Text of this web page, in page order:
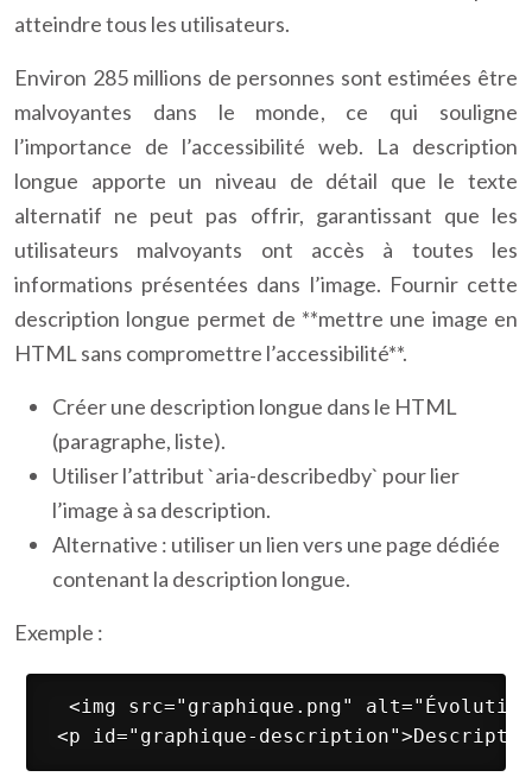
atteindre tous les utilisateurs.
Environ 285 millions de personnes sont estimées être
malvoyantes dans le monde, ce qui souligne
l’importance de l’accessibilité web. La description
longue apporte un niveau de détail que le texte
alternatif ne peut pas offrir, garantissant que les
utilisateurs malvoyants ont accès à toutes les
informations présentées dans l’image. Fournir cette
description longue permet de **mettre une image en
HTML sans compromettre l’accessibilité**.
Créer une description longue dans le HTML
(paragraphe, liste).
Utiliser l’attribut `aria-describedby` pour lier
l’image à sa description.
Alternative : utiliser un lien vers une page dédiée
contenant la description longue.
Exemple :
<img src="graphique.png"
<p id="graphique-